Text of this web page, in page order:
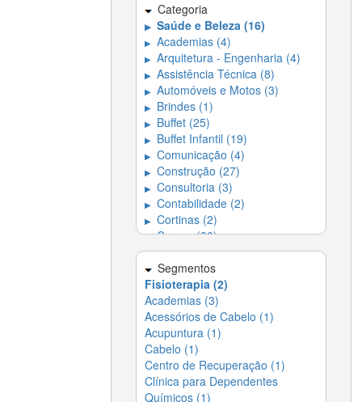
Categoria
▶ Saúde e Beleza (16)
▶ Academias (4)
▶ Arquitetura - Engenharia (4)
▶ Assistência Técnica (8)
▶ Automóveis e Motos (3)
▶ Brindes (1)
▶ Buffet (25)
▶ Buffet Infantil (19)
▶ Comunicação (4)
▶ Construção (27)
▶ Consultoria (3)
▶ Contabilidade (2)
▶ Cortinas (2)
▶ Cursos (20)
▶ Decoração (18)
▶ Dedetizadora (4)
▶ Dedetizadoras e
Desentupidoras (5)
▶ Desentupidoras (5)
▶ Entregas em Domicílio -
Delivery (4)
▶ Escolas (21)
▶ Esoterismo (1)
▶ Eventos (22)
Segmentos
Fisioterapia (2)
Academias (3)
Acessórios de Cabelo (1)
Acupuntura (1)
Cabelo (1)
Centro de Recuperação (1)
Clínica para Dependentes
Químicos (1)